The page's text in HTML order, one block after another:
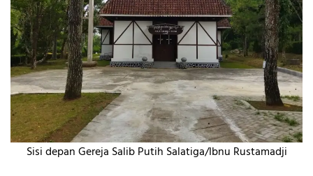
Sisi depan Gereja Salib Putih Salatiga/Ibnu Rustamadji